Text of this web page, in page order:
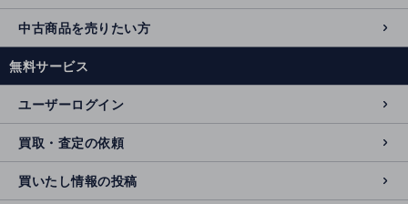
中古商品を売りたい方
無料サービス
ユーザーログイン
買取・査定の依頼
買いたし情報の投稿